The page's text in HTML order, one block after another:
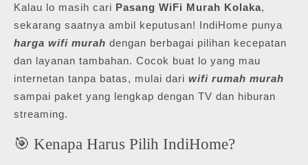
Kalau lo masih cari Pasang WiFi Murah Kolaka,
sekarang saatnya ambil keputusan! IndiHome punya
harga wifi murah dengan berbagai pilihan kecepatan
dan layanan tambahan. Cocok buat lo yang mau
internetan tanpa batas, mulai dari wifi rumah murah
sampai paket yang lengkap dengan TV dan hiburan
streaming.
🎯 Kenapa Harus Pilih IndiHome?